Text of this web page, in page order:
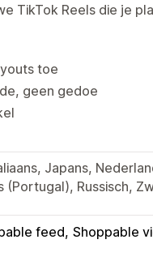
TikTok Reels die je
toe
geen gedoe
Japans,
Russisch,
feed Shoppable